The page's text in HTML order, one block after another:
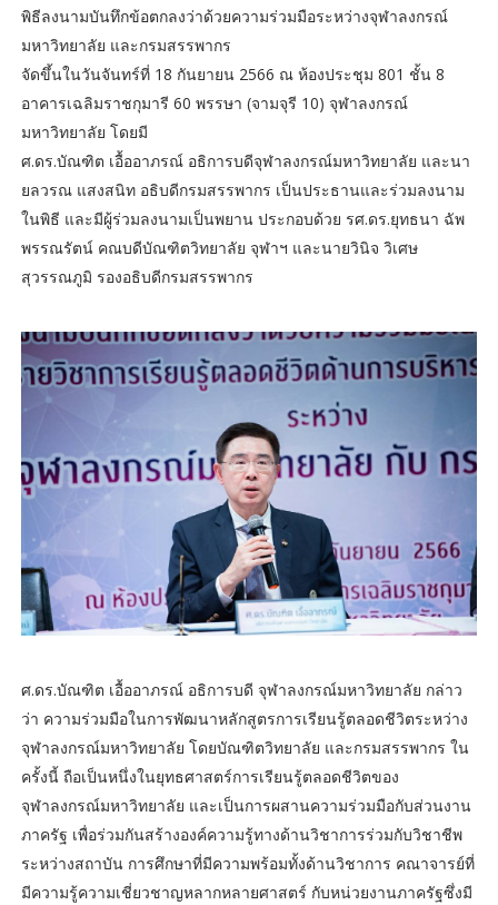
พิธีลงนามบันทึกข้อตกลงว่าด้วยความร่วมมือระหว่างจุฬาลงกรณ์
มหาวิทยาลัย และกรมสรรพากร
จัดขึ้นในวันจันทร์ที่ 18 กันยายน 2566 ณ ห้องประชุม 801 ชั้น 8
อาคารเฉลิมราชกุมารี 60 พรรษา (จามจุรี 10) จุฬาลงกรณ์
มหาวิทยาลัย โดยมี
ศ.ดร.บัณฑิต เอื้ออาภรณ์ อธิการบดีจุฬาลงกรณ์มหาวิทยาลัย และนา
ยลวรณ แสงสนิท อธิบดีกรมสรรพากร เป็นประธานและร่วมลงนาม
ในพิธี และมีผู้ร่วมลงนามเป็นพยาน ประกอบด้วย รศ.ดร.ยุทธนา ฉัพ
พรรณรัตน์ คณบดีบัณฑิตวิทยาลัย จุฬาฯ และนายวินิจ วิเศษ
สุวรรณภูมิ รองอธิบดีกรมสรรพากร
ศ.ดร.บัณฑิต เอื้ออาภรณ์ อธิการบดี จุฬาลงกรณ์มหาวิทยาลัย กล่าว
ว่า ความร่วมมือในการพัฒนาหลักสูตรการเรียนรู้ตลอดชีวิตระหว่าง
จุฬาลงกรณ์มหาวิทยาลัย โดยบัณฑิตวิทยาลัย และกรมสรรพากร ใน
ครั้งนี้ ถือเป็นหนึ่งในยุทธศาสตร์การเรียนรู้ตลอดชีวิตของ
จุฬาลงกรณ์มหาวิทยาลัย และเป็นการผสานความร่วมมือกับส่วนงาน
ภาครัฐ เพื่อร่วมกันสร้างองค์ความรู้ทางด้านวิชาการร่วมกับวิชาชีพ
ระหว่างสถาบัน การศึกษาที่มีความพร้อมทั้งด้านวิชาการ คณาจารย์ที่
มีความรู้ความเชี่ยวชาญหลากหลายศาสตร์ กับหน่วยงานภาครัฐซึ่งมี